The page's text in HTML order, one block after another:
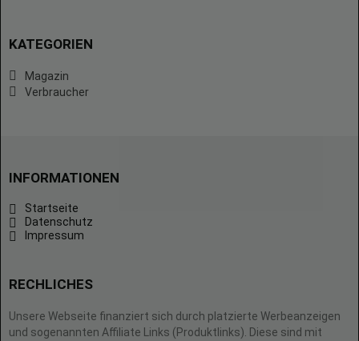
KATEGORIEN
Magazin
Verbraucher
INFORMATIONEN
Startseite
Datenschutz
Impressum
RECHLICHES
Unsere Webseite finanziert sich durch platzierte Werbeanzeigen
und sogenannten Affiliate Links (Produktlinks). Diese sind mit